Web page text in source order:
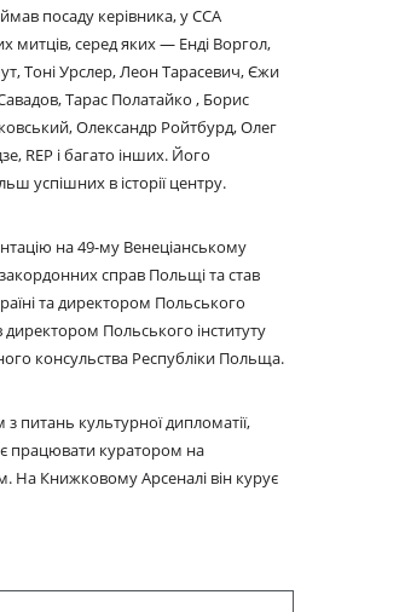
посаду керівника, у ССА
митців, серед яких — Енді Воргол,
Тоні Урслер, Леон Тарасевич, Єжи
Тарас Полатайко , Борис
Олександр Ройтбурд, Олег
REP і багато інших. Його
успішних в історії центру.
на 49-му Венеціанському
справ Польщі та став
та директором Польського
директором Польського інституту
консульства Республіки Польща.
питань культурної дипломатії,
працювати куратором на
На Книжковому Арсеналі він курує